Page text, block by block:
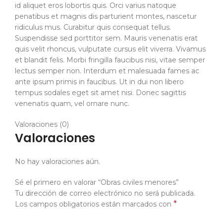
id aliquet eros lobortis quis. Orci varius natoque
penatibus et magnis dis parturient montes, nascetur
ridiculus mus. Curabitur quis consequat tellus.
Suspendisse sed porttitor sem. Mauris venenatis erat
quis velit rhoncus, vulputate cursus elit viverra. Vivamus
et blandit felis. Morbi fringilla faucibus nisi, vitae semper
lectus semper non. Interdum et malesuada fames ac
ante ipsum primis in faucibus. Ut in dui non libero
tempus sodales eget sit amet nisi. Donec sagittis
venenatis quam, vel ornare nunc.
Valoraciones (0)
Valoraciones
No hay valoraciones aún.
Sé el primero en valorar “Obras civiles menores”
Tu dirección de correo electrónico no será publicada.
Los campos obligatorios están marcados con *